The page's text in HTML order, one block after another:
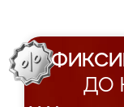
ДО